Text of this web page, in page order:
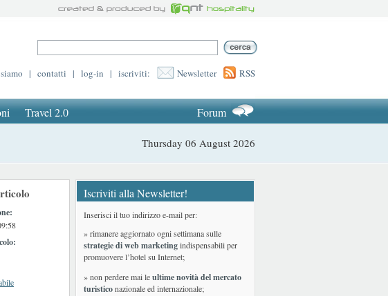
| contatti | log-in | iscriviti: Newsletter RSS
Travel 2.0 Forum
Thursday 06 August 2026
Iscriviti alla Newsletter!
Inserisci il tuo indirizzo e-mail per:
» rimanere aggiornato ogni settimana sulle
strategie di web marketingindispensabili per
promuovere l’hotel su Internet;
» non perdere mai leultime novità del mercato
turisticonazionale ed internazionale;